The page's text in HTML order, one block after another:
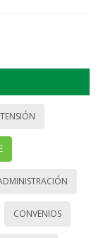
CONVENIOS